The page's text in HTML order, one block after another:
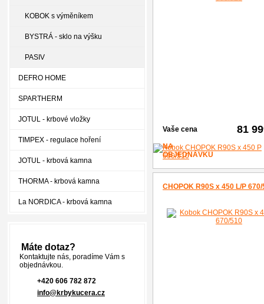
Vaše cena 81
NA
OBJEDNÁVKU
CHOPOK R90S x 450 L/P 670/
KOBOK s výměníkem
BYSTRÁ - sklo na výšku
PASIV
DEFRO HOME
SPARTHERM
JOTUL - krbové vložky
TIMPEX - regulace hoření
JOTUL - krbová kamna
THORMA - krbová kamna
La NORDICA - krbová kamna
Máte dotaz?
Kontaktujte nás, poradíme Vám s
objednávkou.
+420 606 782 872
info@krbykucera.cz